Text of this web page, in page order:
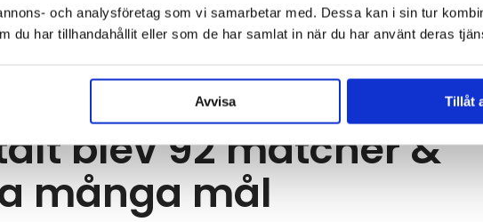
och analysföretag som vi samarbetar med. Dessa kan i sin tur
du har tillhandahållit eller som de har samlat in när du har använt deras
Avvisa Tillåt
Dana Cup
2018 spelade jag
”fyra” olika lag vilket
blev 92 matcher &
många mål